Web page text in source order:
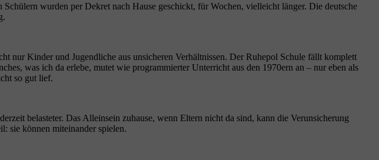
wurden per Dekret nach Hause geschickt, für Wochen, vielleicht länger. Die deutsche
nur Kinder und Jugendliche aus unsicheren Verhältnissen. Der Ruhepol Schule fällt komplett
was ich da erlebe, mutet wie programmierter Unterricht aus den 1970ern an – nur eben als
so gut lief.
belasteter. Das Alleinsein zuhause, wenn Eltern nicht da sind, kann die Verunsicherung
sie können miteinander spielen.